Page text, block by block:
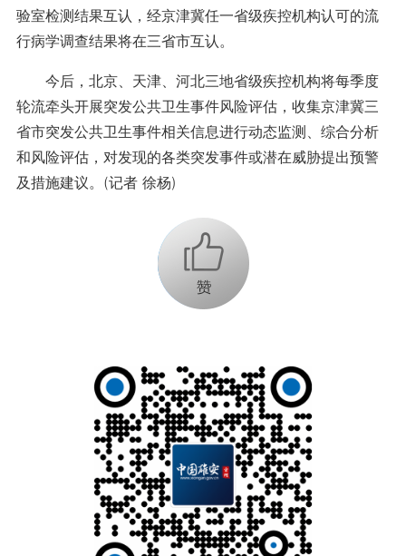
验室检测结果互认，经京津冀任一省级疾控机构认可的流
行病学调查结果将在三省市互认。
今后，北京、天津、河北三地省级疾控机构将每季度
轮流牵头开展突发公共卫生事件风险评估，收集京津冀三
省市突发公共卫生事件相关信息进行动态监测、综合分析
和风险评估，对发现的各类突发事件或潜在威胁提出预警
及措施建议。(记者 徐杨)
+1